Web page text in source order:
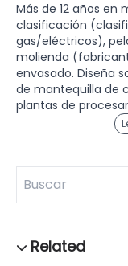
Más de 12 años
clasificación
gas/eléctricos),
molienda
envasado. Diseña
de mantequilla de
plantas de